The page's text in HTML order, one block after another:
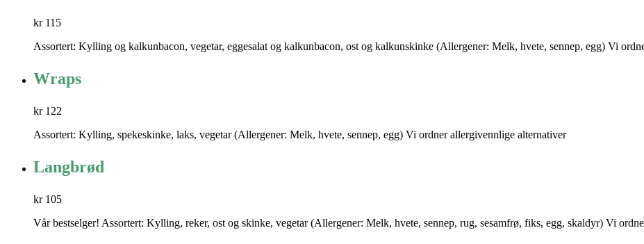
kr 115
Assortert: Kylling og kalkunbacon, vegetar, eggesalat og kalkunbacon, ost og kalkunskinke (Allergener: Melk, hvete, sennep, egg) Vi
Wraps
kr 122
Assortert: Kylling, spekeskinke, laks, vegetar (Allergener: Melk, hvete, sennep, egg) Vi ordner allergivennlige alternativer
Langbrød
kr 105
Vår bestselger! Assortert: Kylling, reker, ost og skinke, vegetar (Allergener: Melk, hvete, sennep, rug, sesamfrø, fiks, egg, skaldyr) Vi